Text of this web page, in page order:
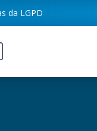
da LGPD